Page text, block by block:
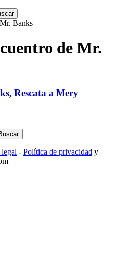
Banks
de Mr.
Rescata a Mery
- Política de privacidad y